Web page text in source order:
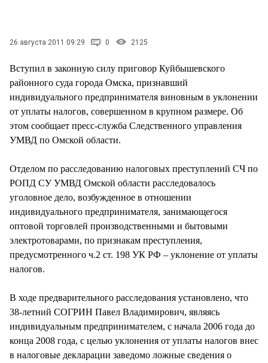
26 августа 2011 09:29 0 2125
Вступил в законную силу приговор Куйбышевского
районного суда города Омска, признавший
индивидуального предпринимателя виновным в уклонении
от уплаты налогов, совершенном в крупном размере. Об
этом сообщает пресс-служба Следственного управления
УМВД по Омской области.
Отделом по расследованию налоговых преступлений СЧ по
РОПД СУ УМВД Омской области расследовалось
уголовное дело, возбужденное в отношении
индивидуального предпринимателя, занимающегося
оптовой торговлей производственными и бытовыми
электротоварами, по признакам преступления,
предусмотренного ч.2 ст. 198 УК РФ – уклонение от уплаты
налогов.
В ходе предварительного расследования установлено, что
38-летний СОГРИН Павел Владимирович, являясь
индивидуальным предпринимателем, с начала 2006 года до
конца 2008 года, с целью уклонения от уплаты налогов внес
в налоговые декларации заведомо ложные сведения о